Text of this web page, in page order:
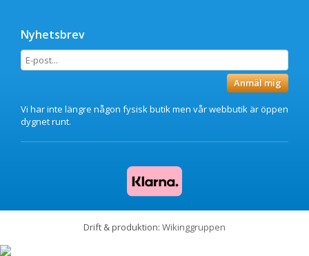
Nyhetsbrev
Anmäl mig
Vi har inte längre någon fysisk butik men vår webbutik är öppen
dygnet runt.
Drift & produktion: Wikinggruppen